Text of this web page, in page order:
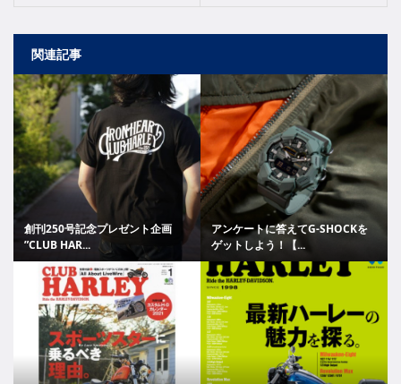
関連記事
創刊250号記念プレゼント企画
”CLUB HAR...
アンケートに答えてG-SHOCKを
ゲットしよう！【...